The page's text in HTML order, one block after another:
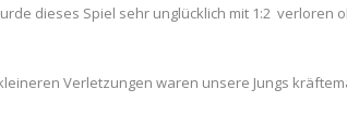
dieses Spiel sehr unglücklich mit 1:2
Verletzungen waren unsere Jungs